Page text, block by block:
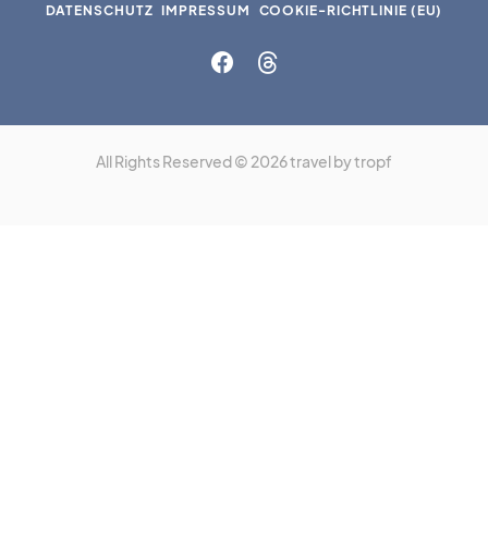
DATENSCHUTZ IMPRESSUM COOKIE-RICHTLINIE (EU)
All Rights Reserved © 2026 travel by tropf